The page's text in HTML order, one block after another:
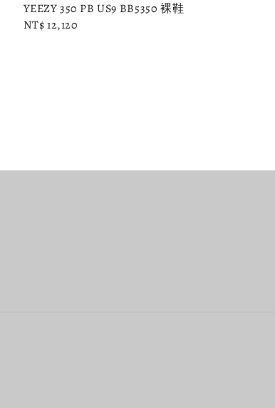
YEEZY 350 PB US9 BB5350 裸鞋
Regular
NT$ 12,120